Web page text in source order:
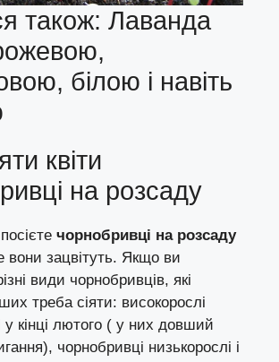
також: Лаванда
білою і навіть
квіти
на розсаду
чорнобривці на розсаду
зацвітуть. Якщо ви
види чорнобривців, які
треба сіяти: високорослі
у кінці лютого ( у них довший
чорнобривці низькорослі і